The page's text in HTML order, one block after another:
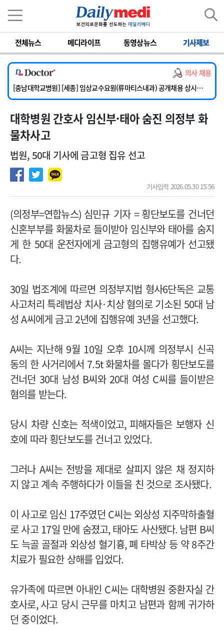
전체뉴스 메디라이프 동영상뉴스 기사제보
의사 채용
[단국대학교병원] 임상전담교원 및 전임의 초빙
[해운대부민병원] [해운대] 2026년 하반기 인턴 모집
[서울아산병원] 건강증진센터 소화기파트 건진교수 초빙
[충남대학교병원] [세종] 임상교수요원(류마티스내과) 공개채용 상시모집
[이대서울병원] 정형외과 일반의 초빙
[단국대학교병원] 임상전담교원 및 전임의 초빙
[해운대부민병원] [해운대] 2026년 하반기 인턴 모집
대학병원 간호사 임신부·태아 숨진 의정부 화
물차사고
법원, 50대 기사에 금고형 집유 선고
기사입력 2026.05.30 15:56
(의정부=연합뉴스) 심민규 기자=횡단보도를 건너던
신혼부부를 화물차로 들이받아 임신부와 태아를 숨지
게 한 50대 운전자에게 금고형의 집행유예가 선고됐
다.
30일 법조계에 따르면 의정부지법 형사6단독은 교통
사고처리 특례법상 치사·치상 혐의로 기소된 50대 남
성A씨에게 금고2년에 집행유예 3년을 선고했다.
A씨는 지난해 9월 10일 오후 10시께 의정부시 신곡
동의 한 사거리에서 7.5t화물차를 몰다가 횡단보도를
건너던 30대 남성 B씨와 20대 여성 C씨를 들이받은
혐의를 받는다.
당시 차량 신호는 적색이었고, 피해자들은 보행자 신
호에 따라 횡단보도를 건너고 있었다.
그러나A씨는 전방을 제대로 살피지 않은 채 정지하
지 않고 계속 주행하다가 이들을 친 것으로 조사됐다.
이 사고로 임신 17주였던 C씨는 외상성 지주막하출혈
로 사고17일 만에 숨졌고,태아도 사산됐다. 남편 B씨
도 늑골 골절과 외상성 혈기흉,폐 타박상 등 약8주간
치료가 필요한 상해를 입었다.
유가족에 따르면 아내인 C씨는 대학병원 중환자실 간
호사로,사고 당시 근무를 마치고 남편과 함께 귀가하
던 중이었다.